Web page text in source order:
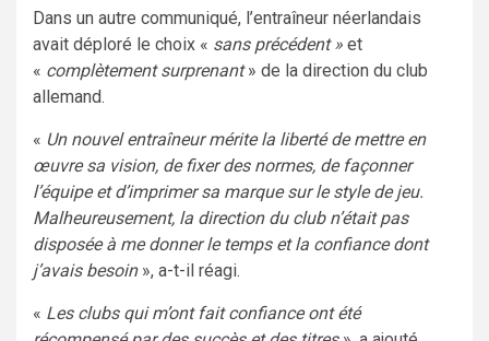
Dans un autre communiqué, l’entraîneur néerlandais
avait déploré le choix « sans précédent » et
« complètement surprenant» de la direction du club
allemand.
« Un nouvel entraîneur mérite la liberté de mettre en
œuvre sa vision, de fixer des normes, de façonner
l’équipe et d’imprimer sa marque sur le style de jeu.
Malheureusement, la direction du club n’était pas
disposée à me donner le temps et la confiance dont
j’avais besoin», a-t-il réagi.
« Les clubs qui m’ont fait confiance ont été